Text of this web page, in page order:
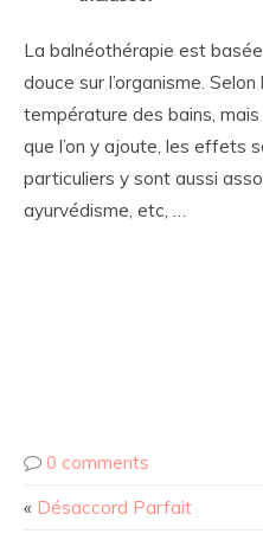
La balnéothérapie est basée
douce sur l’organisme.
température des bains,
que l’on y ajoute, les effets
particuliers y sont aussi
ayurvédisme, etc, …
0 comments
« Désaccord Parfait